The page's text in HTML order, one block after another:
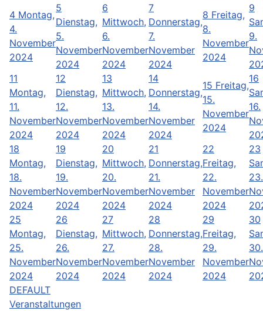
4 Montag,
4.
November
2024
5
Dienstag,
5.
November
2024
6
Mittwoch,
6.
November
2024
7
Donnerstag,
7.
November
2024
8 Freitag,
8.
November
2024
9
9.
11
Montag,
11.
November
2024
12
Dienstag,
12.
November
2024
13
Mittwoch,
13.
November
2024
14
Donnerstag,
14.
November
2024
15 Freitag,
15.
November
2024
16
16.
18
Montag,
18.
November
2024
19
Dienstag,
19.
November
2024
20
Mittwoch,
20.
November
2024
21
Donnerstag,
21.
November
2024
22
Freitag,
22.
November
2024
23
23.
25
Montag,
25.
November
2024
26
Dienstag,
26.
November
2024
27
Mittwoch,
27.
November
2024
28
Donnerstag,
28.
November
2024
29
Freitag,
29.
November
2024
30
30.
DEFAULT
Veranstaltungen